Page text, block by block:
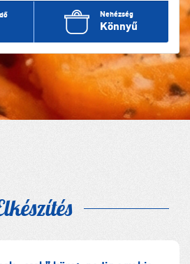
Nehézség
Könnyű